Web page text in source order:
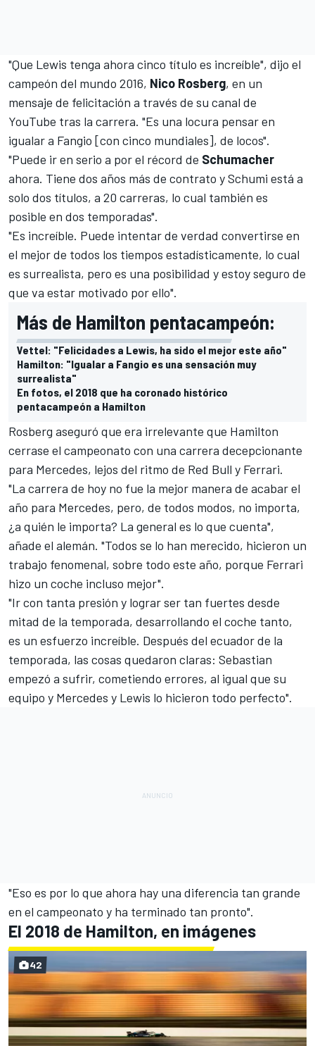
"Que Lewis tenga ahora cinco título es increíble", dijo el
campeón del mundo 2016, Nico Rosberg, en un
mensaje de felicitación a través de su canal de
YouTube tras la carrera. "Es una locura pensar en
igualar a Fangio [con cinco mundiales], de locos".
"Puede ir en serio a por el récord de Schumacher
ahora. Tiene dos años más de contrato y Schumi está a
solo dos títulos, a 20 carreras, lo cual también es
posible en dos temporadas".
"Es increíble. Puede intentar de verdad convertirse en
el mejor de todos los tiempos estadísticamente, lo cual
es surrealista, pero es una posibilidad y estoy seguro de
que va estar motivado por ello".
Más de Hamilton pentacampeón:
Vettel: "Felicidades a Lewis, ha sido el mejor este año"
Hamilton: "Igualar a Fangio es una sensación muy
surrealista"
En fotos, el 2018 que ha coronado histórico
pentacampeón a Hamilton
Rosberg aseguró que era irrelevante que Hamilton
cerrase el campeonato con una carrera decepcionante
para Mercedes, lejos del ritmo de Red Bull y Ferrari.
"La carrera de hoy no fue la mejor manera de acabar el
año para Mercedes, pero, de todos modos, no importa,
¿a quién le importa? La general es lo que cuenta",
añade el alemán. "Todos se lo han merecido, hicieron un
trabajo fenomenal, sobre todo este año, porque Ferrari
hizo un coche incluso mejor".
"Ir con tanta presión y lograr ser tan fuertes desde
mitad de la temporada, desarrollando el coche tanto,
es un esfuerzo increíble. Después del ecuador de la
temporada, las cosas quedaron claras: Sebastian
empezó a sufrir, cometiendo errores, al igual que su
equipo y Mercedes y Lewis lo hicieron todo perfecto".
"Eso es por lo que ahora hay una diferencia tan grande
en el campeonato y ha terminado tan pronto".
El 2018 de Hamilton, en imágenes
42